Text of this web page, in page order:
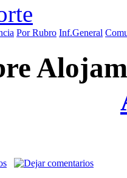
Por Rubro Inf.General